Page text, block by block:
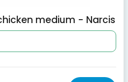
medium - Narcis